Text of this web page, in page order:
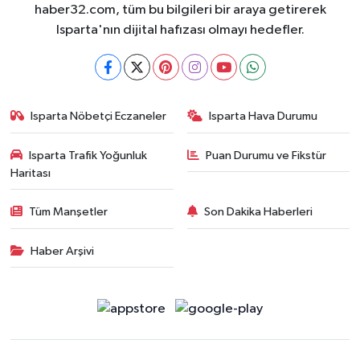
haber32.com, tüm bu bilgileri bir araya getirerek
Isparta'nın dijital hafızası olmayı hedefler.
Isparta Nöbetçi Eczaneler Isparta Hava Durumu
Isparta Trafik Yoğunluk
Haritası
Puan Durumu ve Fikstür
Tüm Manşetler Son Dakika Haberleri
Haber Arşivi